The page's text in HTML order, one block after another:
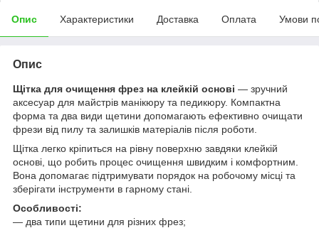
Опис Характеристики Доставка Оплата Умови
Опис
Щітка для очищення фрез на клейкій основі — зручний
аксесуар для майстрів манікюру та педикюру. Компактна
форма та два види щетини допомагають ефективно очищати
фрези від пилу та залишків матеріалів після роботи.
Щітка легко кріпиться на рівну поверхню завдяки клейкій
основі, що робить процес очищення швидким і комфортним.
Вона допомагає підтримувати порядок на робочому місці та
зберігати інструменти в гарному стані.
Особливості:
— два типи щетини для різних фрез;